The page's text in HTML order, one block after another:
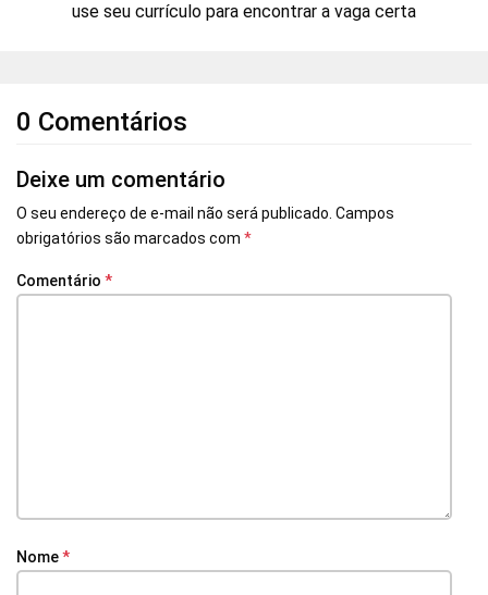
use seu currículo para encontrar a vaga certa
0 Comentários
Deixe um comentário
O seu endereço de e-mail não será publicado. Campos
obrigatórios são marcados com *
Comentário *
Nome*